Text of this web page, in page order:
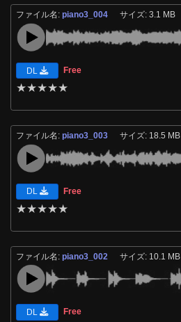
ファイル名:piano3_004 サイズ: 3.1 MB
DL Free
★★★★★
ファイル名:piano3_003 サイズ: 18.5 MB
DL Free
★★★★★
ファイル名:piano3_002 サイズ: 10.1 MB
DL Free